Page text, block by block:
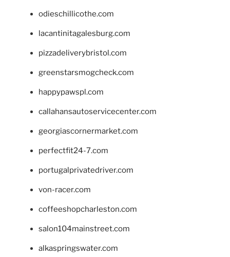
odieschillicothe.com
lacantinitagalesburg.com
pizzadeliverybristol.com
greenstarsmogcheck.com
happypawspl.com
callahansautoservicecenter.com
georgiascornermarket.com
perfectfit24-7.com
portugalprivatedriver.com
von-racer.com
coffeeshopcharleston.com
salon104mainstreet.com
alkaspringswater.com